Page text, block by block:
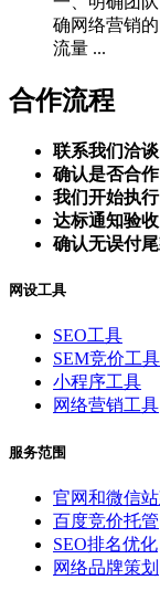
确网络营销
流量 ...
合作流程
联系我们洽谈
确认是否合作
我们开始执行
达标通知验收
确认无误付
网设工具
SEO工具
SEM竞价工具
小程序工具
网络营销工具
服务范围
官网和微信
百度竞价托管
SEO排名优化
网络品牌策划